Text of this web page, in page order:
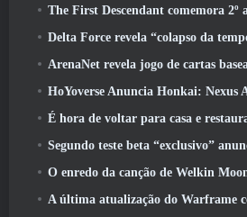
The First Descendant comemora 2º aniversário
Delta Force revela “colapso da temporada”, Anuncia
ArenaNet revela jogo de cartas baseado
HoYoverse Anuncia Honkai: Nexus
É hora de voltar para casa e restaurar o retiro feliz
Segundo teste beta “exclusivo” anunciado para
O enredo da canção de Welkin Moon de Genshin
A última atualização do Warframe celebra